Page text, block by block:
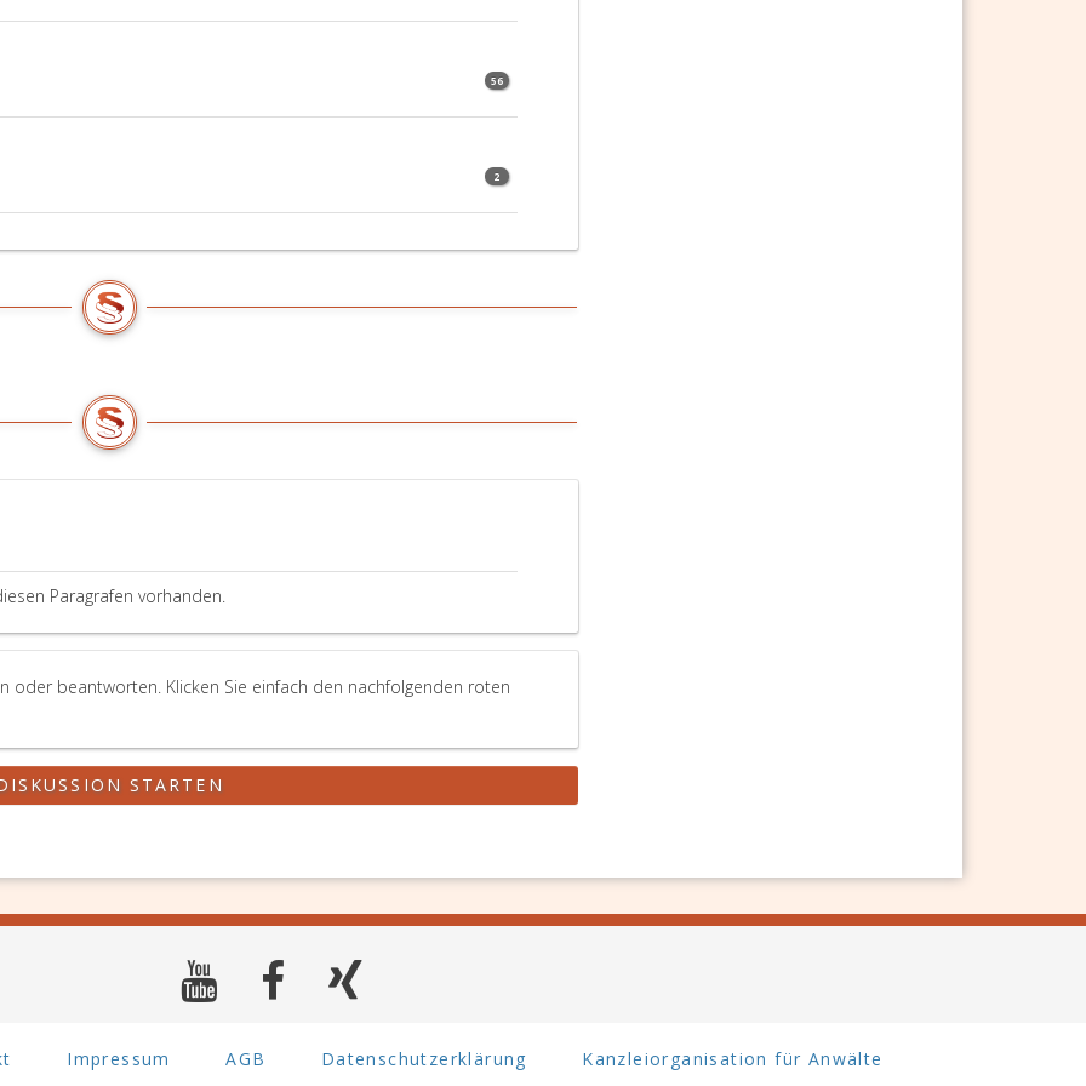
56
2
Paragrafen vorhanden.
oder beantworten. Klicken Sie einfach den nachfolgenden roten
STARTEN
Impressum AGB Datenschutzerklärung Kanzleiorganisation für Anwälte